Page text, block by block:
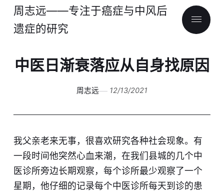
周志远——专注于癌症与中风后
遗症的研究
中医日渐衰落应从自身找原因
周志远 12/13/2021
我父亲老来无事，很喜欢研究各种社会现象。有
一段时间他突然心血来潮，在我们县城的几个中
医诊所旁边长期观察，每个诊所最少观察了一个
星期，他仔细的记录每个中医诊所每天到诊的患